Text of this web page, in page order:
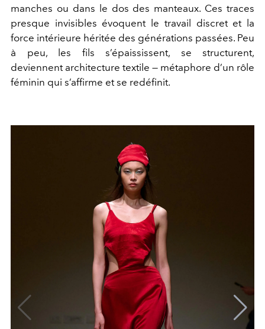
manches ou dans le dos des manteaux. Ces traces
presque invisibles évoquent le travail discret et la
force intérieure héritée des générations passées. Peu
à peu, les fils s’épaississent, se structurent,
deviennent architecture textile — métaphore d’un rôle
féminin qui s’affirme et se redéfinit.